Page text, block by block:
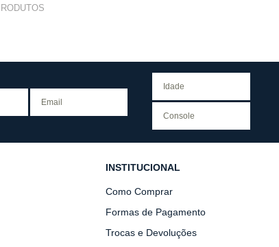
INSTITUCIONAL
Como Comprar
Formas de Pagamento
Trocas e Devoluções